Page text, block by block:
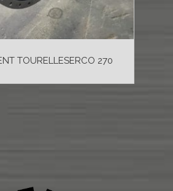
TOURELLESERCO 270